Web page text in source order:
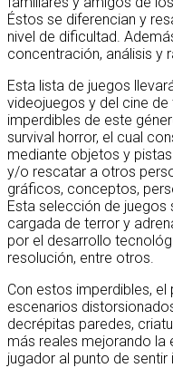
Éstos se diferencian y
nivel de dificultad.
concentración, análisis y
Esta lista de juegos
videojuegos y del cine
imperdibles de este
survival horror, el cual
mediante objetos y
y/o rescatar a otros
gráficos, conceptos,
Esta selección de
cargada de terror y
por el desarrollo
resolución, entre otros.
Con estos imperdibles,
escenarios
decrépitas paredes,
más reales mejorando la
jugador al punto de